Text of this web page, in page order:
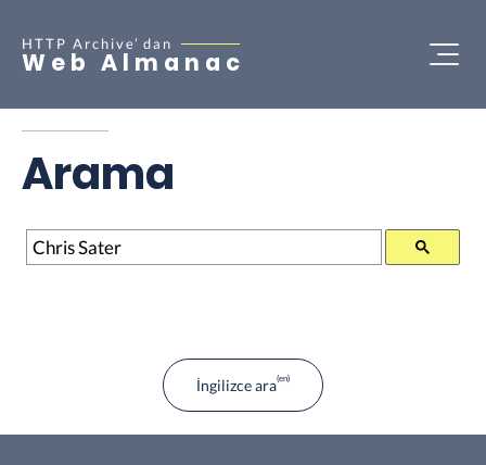
HTTP Archive’ dan
Web Almanac
Arama
Arama
İngilizce ara